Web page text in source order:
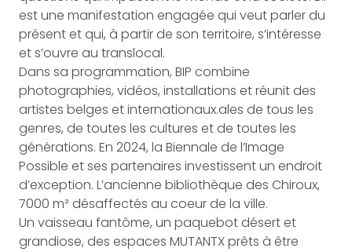
est une manifestation engagée qui veut parler du
présent et qui, à partir de son territoire, s’intéresse
et s’ouvre au translocal.
Dans sa programmation, BIP combine
photographies, vidéos, installations et réunit des
artistes belges et internationaux.ales de tous les
genres, de toutes les cultures et de toutes les
générations. En 2024, la Biennale de l’Image
Possible et ses partenaires investissent un endroit
d’exception. L’ancienne bibliothèque des Chiroux,
7000 m² désaffectés au coeur de la ville.
Un vaisseau fantôme, un paquebot désert et
grandiose, des espaces MUTANTX prêts à être